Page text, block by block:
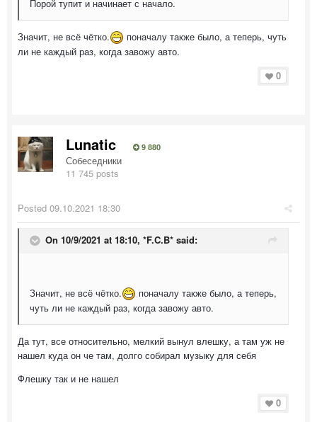
Порой тупит и начинает с начало.
Значит, не всё чётко.
поначалу также было, а теперь, чуть
ли не каждый раз, когда завожу авто.
0
Lunatic 9 880
Собеседники
11 745 posts
Posted 09.10.2021 18:30
On 10/9/2021 at 18:10, *F.C.B* said:
Значит, не всё чётко.
поначалу также было, а теперь,
чуть ли не каждый раз, когда завожу авто.
Да тут, все относительно, мелкий вынул влешку, а там уж не
нашел куда он че там, долго собирал музыку для себя
Флешку так и не нашел
0